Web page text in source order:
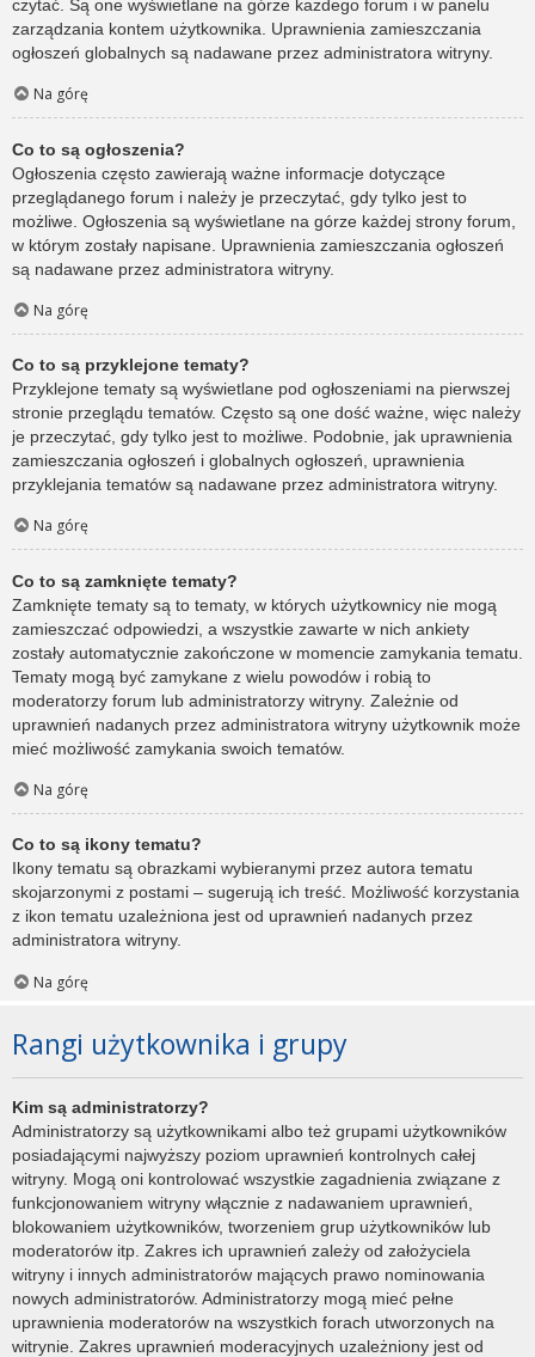
czytać. Są one wyświetlane na górze każdego forum i w panelu
zarządzania kontem użytkownika. Uprawnienia zamieszczania
ogłoszeń globalnych są nadawane przez administratora witryny.
Na górę
Co to są ogłoszenia?
Ogłoszenia często zawierają ważne informacje dotyczące
przeglądanego forum i należy je przeczytać, gdy tylko jest to
możliwe. Ogłoszenia są wyświetlane na górze każdej strony forum,
w którym zostały napisane. Uprawnienia zamieszczania ogłoszeń
są nadawane przez administratora witryny.
Na górę
Co to są przyklejone tematy?
Przyklejone tematy są wyświetlane pod ogłoszeniami na pierwszej
stronie przeglądu tematów. Często są one dość ważne, więc należy
je przeczytać, gdy tylko jest to możliwe. Podobnie, jak uprawnienia
zamieszczania ogłoszeń i globalnych ogłoszeń, uprawnienia
przyklejania tematów są nadawane przez administratora witryny.
Na górę
Co to są zamknięte tematy?
Zamknięte tematy są to tematy, w których użytkownicy nie mogą
zamieszczać odpowiedzi, a wszystkie zawarte w nich ankiety
zostały automatycznie zakończone w momencie zamykania tematu.
Tematy mogą być zamykane z wielu powodów i robią to
moderatorzy forum lub administratorzy witryny. Zależnie od
uprawnień nadanych przez administratora witryny użytkownik może
mieć możliwość zamykania swoich tematów.
Na górę
Co to są ikony tematu?
Ikony tematu są obrazkami wybieranymi przez autora tematu
skojarzonymi z postami – sugerują ich treść. Możliwość korzystania
z ikon tematu uzależniona jest od uprawnień nadanych przez
administratora witryny.
Na górę
Rangi użytkownika i grupy
Kim są administratorzy?
Administratorzy są użytkownikami albo też grupami użytkowników
posiadającymi najwyższy poziom uprawnień kontrolnych całej
witryny. Mogą oni kontrolować wszystkie zagadnienia związane z
funkcjonowaniem witryny włącznie z nadawaniem uprawnień,
blokowaniem użytkowników, tworzeniem grup użytkowników lub
moderatorów itp. Zakres ich uprawnień zależy od założyciela
witryny i innych administratorów mających prawo nominowania
nowych administratorów. Administratorzy mogą mieć pełne
uprawnienia moderatorów na wszystkich forach utworzonych na
witrynie. Zakres uprawnień moderacyjnych uzależniony jest od